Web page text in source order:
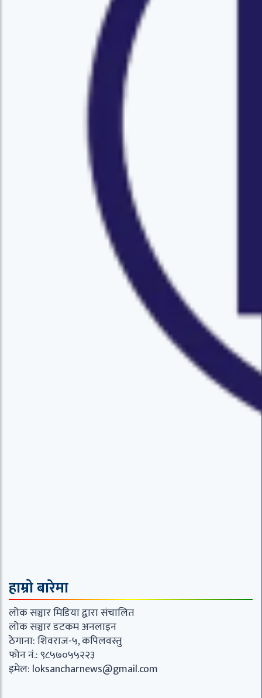
हाम्रो बारेमा
लोक सञ्चार मिडिया द्वारा संचालित
लोक सञ्चार डटकम अनलाइन
ठेगाना: शिवराज-५, कपिलवस्तु
फोन नं.: ९८५७०५५२२३
इमेल: loksancharnews@gmail.com